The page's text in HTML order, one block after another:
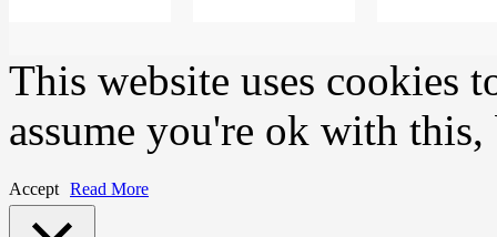
This website uses cookies
assume you're ok with
Accept Read More